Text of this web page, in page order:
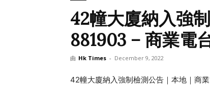
42幢大廈納入強
881903 – 商業電
由 Hk Times - December 9, 2022
42幢大廈納入強制檢測公告｜本地｜商